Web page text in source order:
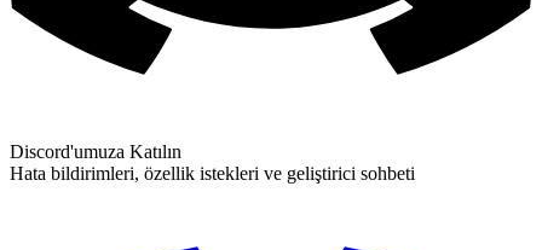
Discord'umuza Katılın
Hata bildirimleri, özellik istekleri ve geliştirici sohbeti